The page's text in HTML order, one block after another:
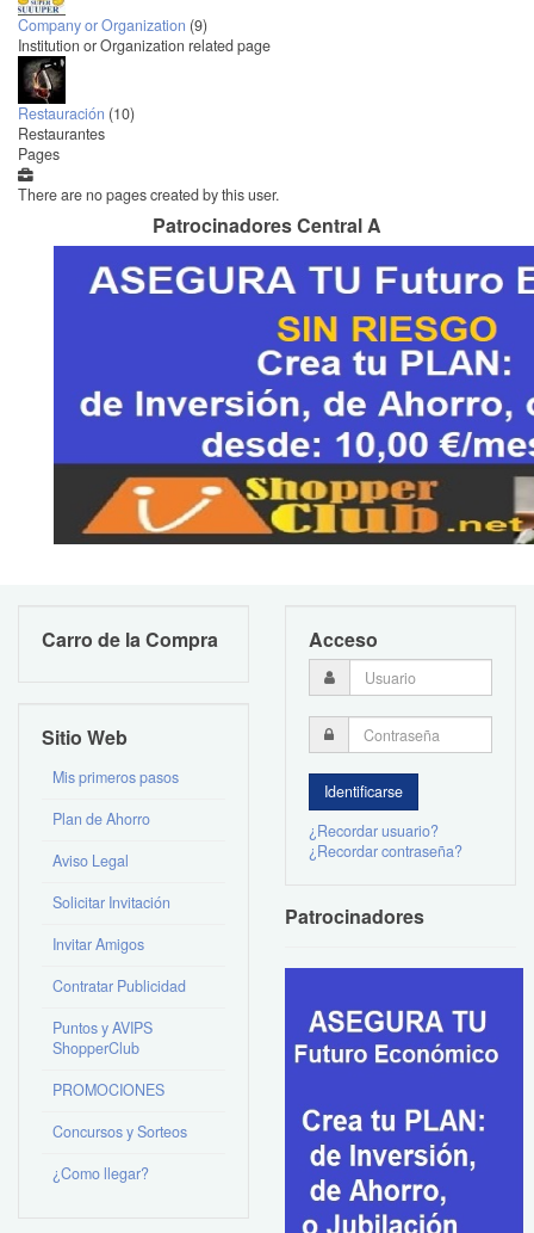
Company or Organization (9)
Institution or Organization related page
Restauración (10)
Restaurantes
Pages
There are no pages created by this user.
Patrocinadores Central A
Carro de la Compra
Sitio Web
Mis primeros pasos
Plan de Ahorro
Aviso Legal
Solicitar Invitación
Invitar Amigos
Contratar Publicidad
Puntos y AVIPS
ShopperClub
PROMOCIONES
Concursos y Sorteos
¿Como llegar?
Acceso
¿Recordar usuario?
¿Recordar contraseña?
Patrocinadores